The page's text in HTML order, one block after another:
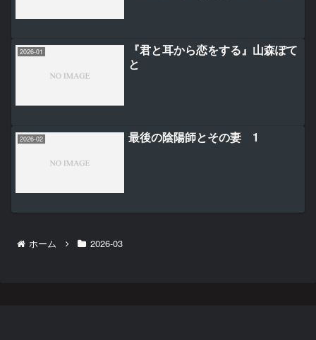
2026-01
『君と耳から恋をする』山森ぽて
と
2026-02 最後の陰陽師とその妻 1
ホーム 2026-03